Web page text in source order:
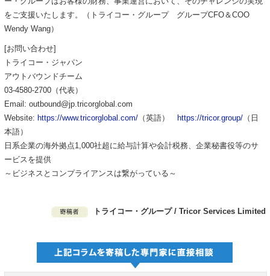
をご支援いたします。
（トライコー・グループ グループCFO＆COO
Wendy Wang）
[お問い合わせ]
トライコー・ジャパン
アウトバウンドチーム
03-4580-2700（代表）
Email: outbound@jp.tricorglobal.com
Website: https://www.tricorglobal.com/（英語） https://tricor.group/（日
本語）
日系企業の海外拠点1,000社超に給与計算や会計税務、 企業秘書役等のサ
ービスを提供
～ビジネスとコンプライアンスは繋がっている～
トライコー・グループ / Tricor Services Limited